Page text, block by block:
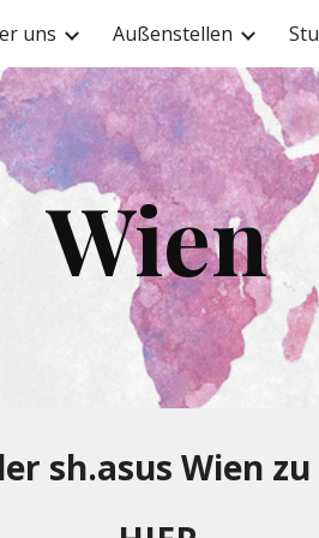
uns Außenstellen
Wien
sh.asus Wien